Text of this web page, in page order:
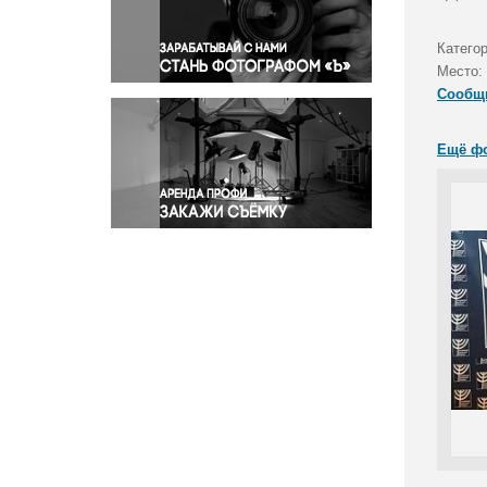
Правосудие
Происшествия и конфликты
Религия
Светская жизнь
Спорт
Экология
Экономика и бизнес
Место:
Ещё